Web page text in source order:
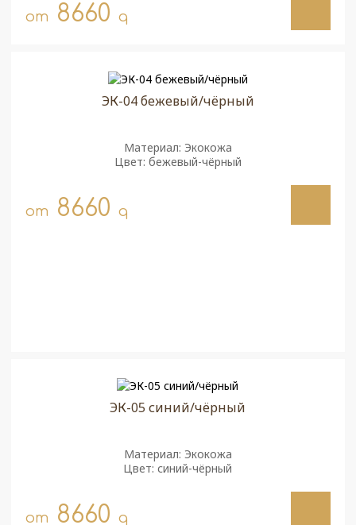
от 8660 q
ЭК-04 бежевый/чёрный
Материал: Экокожа
Цвет: бежевый-чёрный
от 8660 q
ЭК-05 синий/чёрный
Материал: Экокожа
Цвет: синий-чёрный
от 8660 q